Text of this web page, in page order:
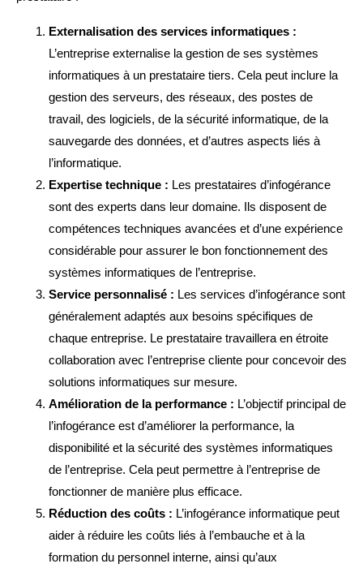
Externalisation des services informatiques :
L’entreprise externalise la gestion de ses systèmes
informatiques à un prestataire tiers. Cela peut inclure la
gestion des serveurs, des réseaux, des postes de
travail, des logiciels, de la sécurité informatique, de la
sauvegarde des données, et d’autres aspects liés à
l’informatique.
Expertise technique : Les prestataires d’infogérance
sont des experts dans leur domaine. Ils disposent de
compétences techniques avancées et d’une expérience
considérable pour assurer le bon fonctionnement des
systèmes informatiques de l’entreprise.
Service personnalisé : Les services d’infogérance sont
généralement adaptés aux besoins spécifiques de
chaque entreprise. Le prestataire travaillera en étroite
collaboration avec l’entreprise cliente pour concevoir des
solutions informatiques sur mesure.
Amélioration de la performance : L’objectif principal de
l’infogérance est d’améliorer la performance, la
disponibilité et la sécurité des systèmes informatiques
de l’entreprise. Cela peut permettre à l’entreprise de
fonctionner de manière plus efficace.
Réduction des coûts : L’infogérance informatique peut
aider à réduire les coûts liés à l’embauche et à la
formation du personnel interne, ainsi qu’aux